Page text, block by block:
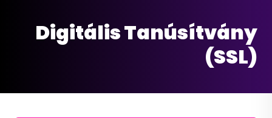
Digitális Tanúsítvány
(SSL)